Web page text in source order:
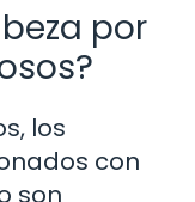
por
los
con
son